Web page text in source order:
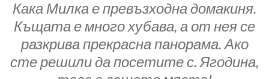
Кака Милка е превъзходна домакиня.
Къщата е много хубава, а от нея се
разкрива прекрасна панорама. Ако
сте решили да посетите с. Ягодина,